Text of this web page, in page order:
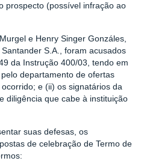
prospecto (possível infração ao
e Henry Singer Gonzáles,
S.A., foram acusados
da Instrução 400/03, tendo em
departamento de ofertas
e (ii) os signatários da
diligência que cabe à instituição
suas defesas, os
de celebração de Termo de